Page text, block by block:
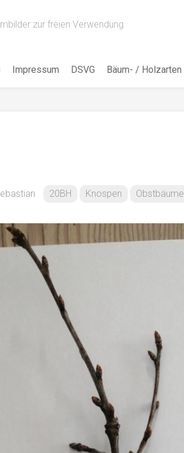
zur freien Verwendung
Impressum DSVG Bäum- / Holzarten
Eibe
Hartriegel
Hollunder
Kastanie
Kiefer
Lärche
20BH Knospen Obstbäume